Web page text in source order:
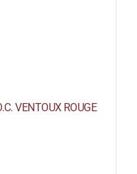
VENTOUX ROUGE